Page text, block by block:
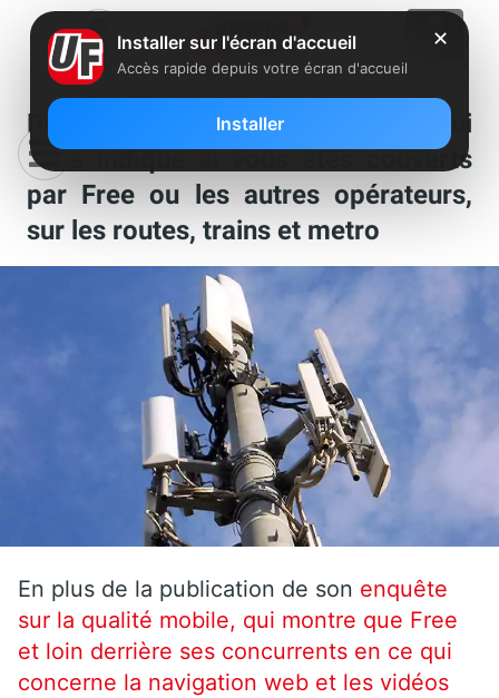
Découvrez la carte interactive qui
vous indique si vous êtes couverts
par Free ou les autres opérateurs,
sur les routes, trains et metro
En plus de la publication de son enquête
sur la qualité mobile, qui montre que Free
et loin derrière ses concurrents en ce qui
concerne la navigation web et les vidéos
✕
Installer sur l'écran d'accueil
Accès rapide depuis votre écran d'accueil
Installer